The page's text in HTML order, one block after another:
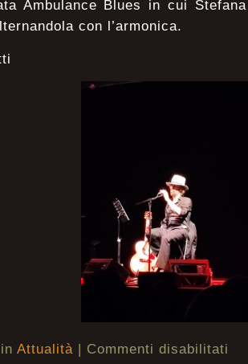
Ambulance Blues in cui
con l’armonica.
Attualità | Commenti disabilitati